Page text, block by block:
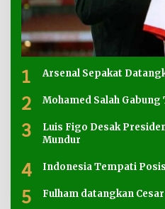
1 Arsenal Sepakat
2 Mohamed Salah
3
Luis Figo Desak
Mundur
4 Indonesia Tempati
5 Fulham datangkan